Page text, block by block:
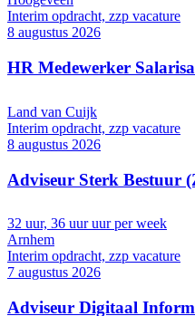
Interim opdracht, zzp vacature
8 augustus 2026
HR Medewerker
Land van Cuijk
Interim opdracht, zzp vacature
8 augustus 2026
Adviseur Sterk Bestuur
32 uur, 36 uur uur per week
Arnhem
Interim opdracht, zzp vacature
7 augustus 2026
Adviseur Digitaal